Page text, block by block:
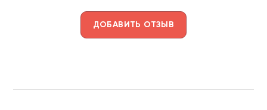
ДОБАВИТЬ ОТЗЫВ